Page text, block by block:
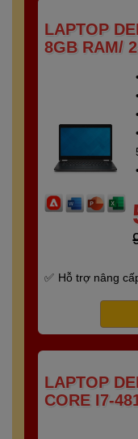
LAPTOP
8GB RAM/
Hỗ trợ nâng
Bảo
LAPTOP
CORE I7-
GB SSD/